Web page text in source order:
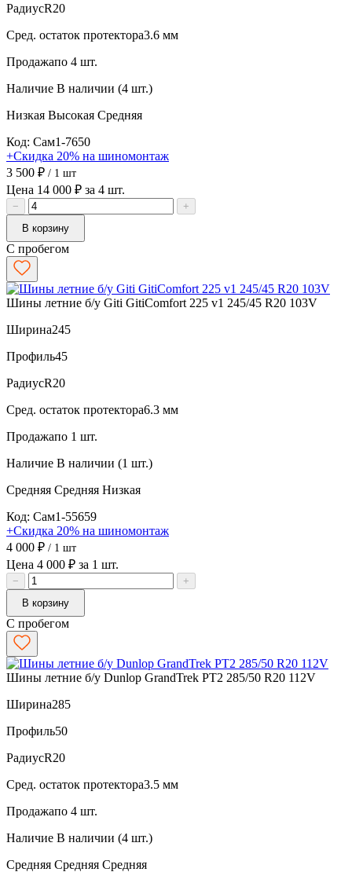
РадиусR20
Сред. остаток протектора3.6 мм
Продажапо 4 шт.
Наличие В наличии (4 шт.)
Низкая Высокая Средняя
Код: Сам1-7650
+Скидка 20% на шиномонтаж
3 500 ₽ / 1 шт
Цена 14 000 ₽ за 4 шт.
−
+
В корзину
С пробегом
Шины летние б/у Giti GitiComfort 225 v1 245/45 R20 103V
Ширина245
Профиль45
РадиусR20
Сред. остаток протектора6.3 мм
Продажапо 1 шт.
Наличие В наличии (1 шт.)
Средняя Средняя Низкая
Код: Сам1-55659
+Скидка 20% на шиномонтаж
4 000 ₽ / 1 шт
Цена 4 000 ₽ за 1 шт.
−
+
В корзину
С пробегом
Шины летние б/у Dunlop GrandTrek PT2 285/50 R20 112V
Ширина285
Профиль50
РадиусR20
Сред. остаток протектора3.5 мм
Продажапо 4 шт.
Наличие В наличии (4 шт.)
Средняя Средняя Средняя